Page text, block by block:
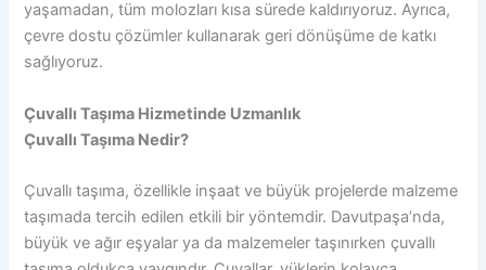
yaşamadan, tüm molozları kısa sürede kaldırıyoruz. Ayrıca,
çevre dostu çözümler kullanarak geri dönüşüme de katkı
sağlıyoruz.
Çuvallı Taşıma Hizmetinde Uzmanlık
Çuvallı Taşıma Nedir?
Çuvallı taşıma, özellikle inşaat ve büyük projelerde malzeme
taşımada tercih edilen etkili bir yöntemdir. Davutpaşa’nda,
büyük ve ağır eşyalar ya da malzemeler taşınırken çuvallı